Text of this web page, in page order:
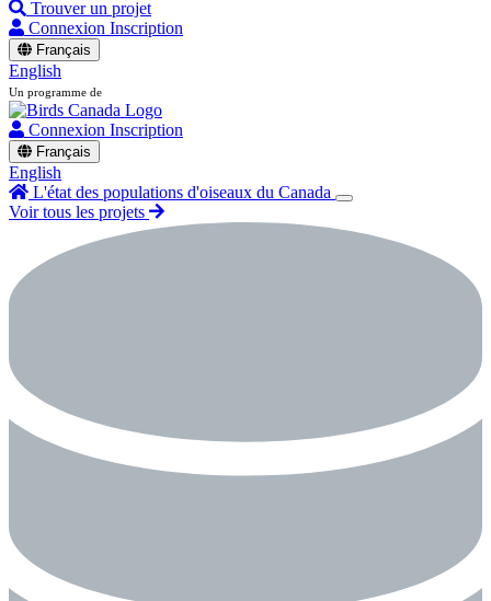
Trouver un projet
Connexion Inscription
Français
English
Un programme de
Connexion Inscription
Français
English
L'état des populations d'oiseaux du Canada
Voir tous les projets